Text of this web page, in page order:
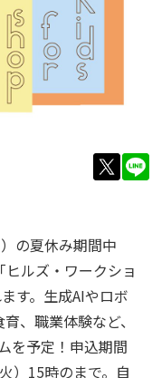
の夏休み期間中
ルズ・ワークショ
す。生成AIやロボ
、職業体験など、
を予定！申込期間
）15時のまで。自